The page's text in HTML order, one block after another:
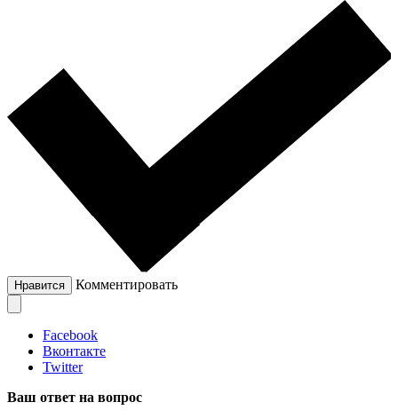
Нравится Комментировать
Facebook
Вконтакте
Twitter
Ваш ответ на вопрос